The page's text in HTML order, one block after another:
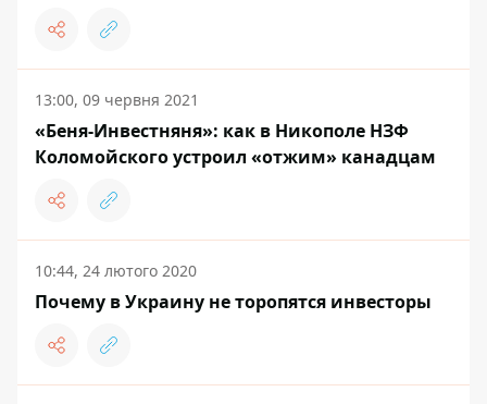
13:00, 09 червня 2021
«Беня-Инвестняня»: как в Никополе НЗФ
Коломойского устроил «отжим» канадцам
10:44, 24 лютого 2020
Почему в Украину не торопятся инвесторы